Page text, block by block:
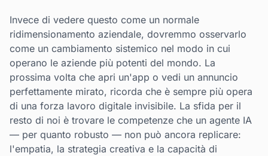
Invece di vedere questo come un normale
ridimensionamento aziendale, dovremmo osservarlo
come un cambiamento sistemico nel modo in cui
operano le aziende più potenti del mondo. La
prossima volta che apri un'app o vedi un annuncio
perfettamente mirato, ricorda che è sempre più opera
di una forza lavoro digitale invisibile. La sfida per il
resto di noi è trovare le competenze che un agente IA
— per quanto robusto — non può ancora replicare:
l'empatia, la strategia creativa e la capacità di